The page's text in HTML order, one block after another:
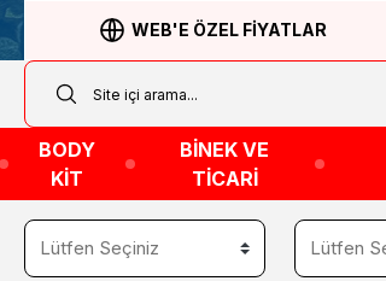
WEB'E ÖZEL FİYATLAR
BODY
KİT
BİNEK VE
TİCARİ